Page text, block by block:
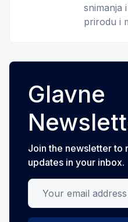
snimanja
prirodu i
Glavne
Join the newsletter to
updates in your inbox.
Your email address